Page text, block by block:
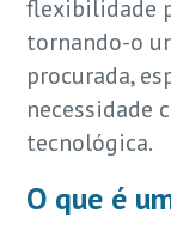
flexibilidade
tornando-o
procurada,
necessidade
tecnológica.
O que é